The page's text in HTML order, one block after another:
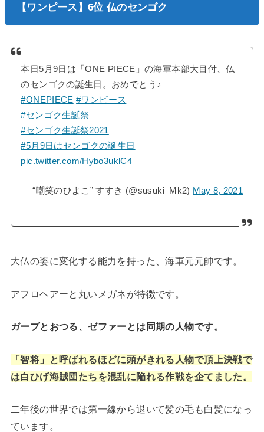
【ワンピース】6位 仏のセンゴク
本日5月9日は「ONE PIECE」の海軍本部大目付、仏
のセンゴクの誕生日。おめでとう♪
#ONEPIECE #ワンピース
#センゴク生誕祭
#センゴク生誕祭2021
#5月9日はセンゴクの誕生日
pic.twitter.com/Hybo3uklC4
— “嘲笑のひよこ” すすき (@susuki_Mk2) May 8, 2021
大仏の姿に変化する能力を持った、海軍元元帥です。
アフロヘアーと丸いメガネが特徴です。
ガープとおつる、ゼファーとは同期の人物です。
「智将」と呼ばれるほどに頭がきれる人物で頂上決戦で
は白ひげ海賊団たちを混乱に陥れる作戦を企てました。
二年後の世界では第一線から退いて髪の毛も白髪になっ
ています。